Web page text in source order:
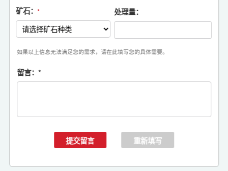
矿石： * 处理量：
如果以上信息无法满足您的需求，请在此填写您的具体需要。
留言：*